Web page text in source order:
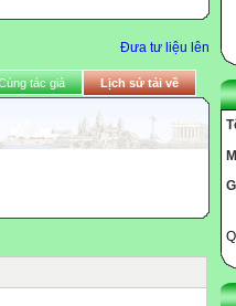
Đưa tư liệu lên
tác giả Lịch sử tải về